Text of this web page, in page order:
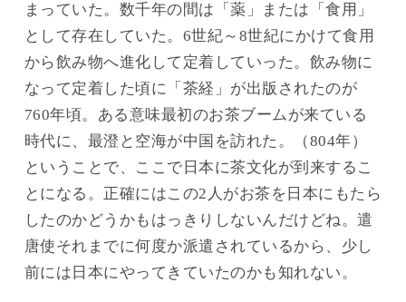
まっていた。数千年の間は「薬」または「食用」
として存在していた。6世紀～8世紀にかけて食用
から飲み物へ進化して定着していった。飲み物に
なって定着した頃に「茶経」が出版されたのが
760年頃。ある意味最初のお茶ブームが来ている
時代に、最澄と空海が中国を訪れた。（804年）
ということで、ここで日本に茶文化が到来するこ
とになる。正確にはこの2人がお茶を日本にもたら
したのかどうかもはっきりしないんだけどね。遣
唐使それまでに何度か派遣されているから、少し
前には日本にやってきていたのかも知れない。